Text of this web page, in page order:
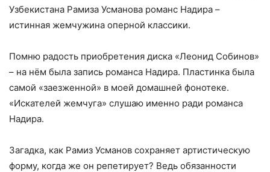
Узбекистана Рамиза Усманова романс Надира –
истинная жемчужина оперной классики.
Помню радость приобретения диска «Леонид Собинов»
– на нём была запись романса Надира. Пластинка была
самой «заезженной» в моей домашней фонотеке.
«Искателей жемчуга» слушаю именно ради романса
Надира.
Загадка, как Рамиз Усманов сохраняет артистическую
форму, когда же он репетирует? Ведь обязанности